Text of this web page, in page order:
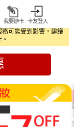
我要辦卡 卡友登入
可能受到影響，建議